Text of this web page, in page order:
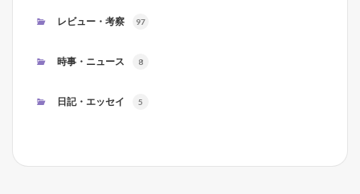
レビュー・考察 97
時事・ニュース 8
日記・エッセイ 5